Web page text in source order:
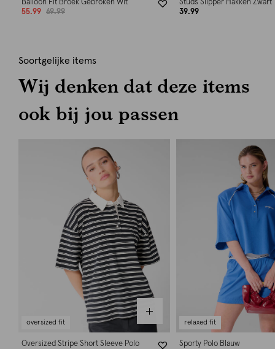
Balloon Fit Broek Gebroken Wit
55.99
69.99
Studs Slipper Hakken Zwart
39.99
Soortgelijke items
Wij denken dat deze items
ook bij jou passen
oversized fit
Oversized Stripe Short Sleeve Polo
relaxed fit
Sporty Polo Blauw